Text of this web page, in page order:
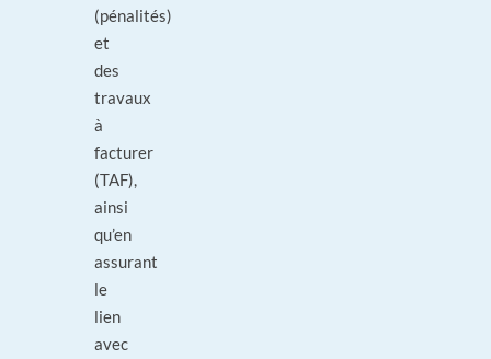
(pénalités)
et
des
travaux
à
facturer
(TAF),
ainsi
qu’en
assurant
le
lien
avec